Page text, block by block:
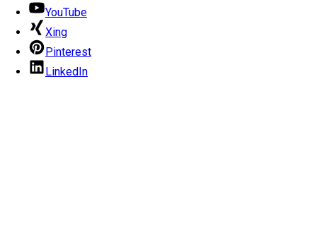
YouTube
Xing
Pinterest
LinkedIn